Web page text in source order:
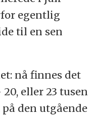
egentlig
til en sen
nå finnes det
eller 23 tusen
den utgående